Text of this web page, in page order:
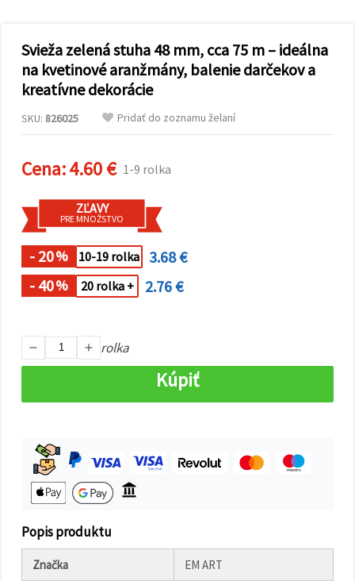
Môžete
súhlasiť s
používaním
všetkých
cookie
kliknutím
na "Prijať
Alebo
môžete
preferencie
Nastaveniach
daného
typu
súborov
cookie a
Prijať
Svieža zelená stuha 48 mm, cca 75 m – ideálna
na kvetinové aranžmány, balenie darčekov a
kreatívne dekorácie
SKU: 826025 Pridať do zoznamu želaní
Cena:4.60 € 1-9 rolka
ZĽAVY
PRE MNOŽSTVO
- 20% 10-19 rolka
3.68 €
- 40% 20 rolka + 2.76 €
rolka
Kúpiť
Popis produktu
Značka EM ART